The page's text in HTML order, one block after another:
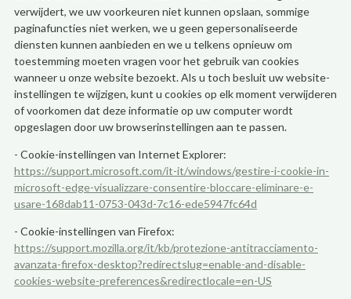
verwijdert, we uw voorkeuren niet kunnen opslaan, sommige
paginafuncties niet werken, we u geen gepersonaliseerde
diensten kunnen aanbieden en we u telkens opnieuw om
toestemming moeten vragen voor het gebruik van cookies
wanneer u onze website bezoekt. Als u toch besluit uw website-
instellingen te wijzigen, kunt u cookies op elk moment verwijderen
of voorkomen dat deze informatie op uw computer wordt
opgeslagen door uw browserinstellingen aan te passen.
- Cookie-instellingen van Internet Explorer:
https://support.microsoft.com/it-it/windows/gestire-i-cookie-in-
microsoft-edge-visualizzare-consentire-bloccare-eliminare-e-
usare-168dab11-0753-043d-7c16-ede5947fc64d
- Cookie-instellingen van Firefox:
https://support.mozilla.org/it/kb/protezione-antitracciamento-
avanzata-firefox-desktop?redirectslug=enable-and-disable-
cookies-website-preferences&redirectlocale=en-US